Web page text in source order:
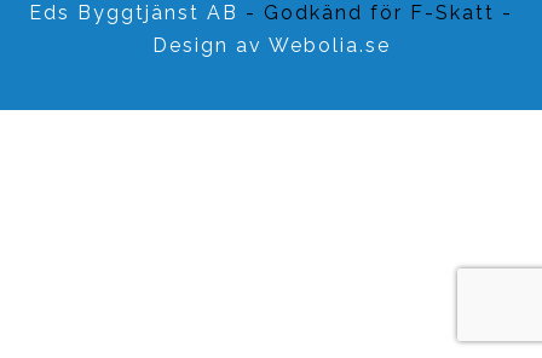
Eds Byggtjänst AB - Godkänd för F-Skatt -
Design av Webolia.se